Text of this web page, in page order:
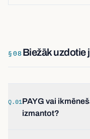
§08Biežāk uzdotie
Q.01PAYG vai
izmantot?